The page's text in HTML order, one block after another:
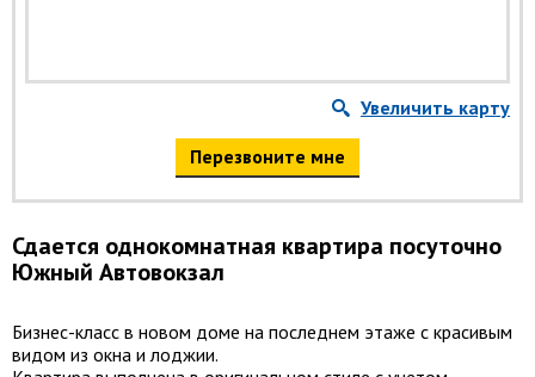
Увеличить карту
Перезвоните мне
Сдается однокомнатная квартира посуточно
Южный Автовокзал
Бизнес-класс в новом доме на последнем этаже с красивым
видом из окна и лоджии.